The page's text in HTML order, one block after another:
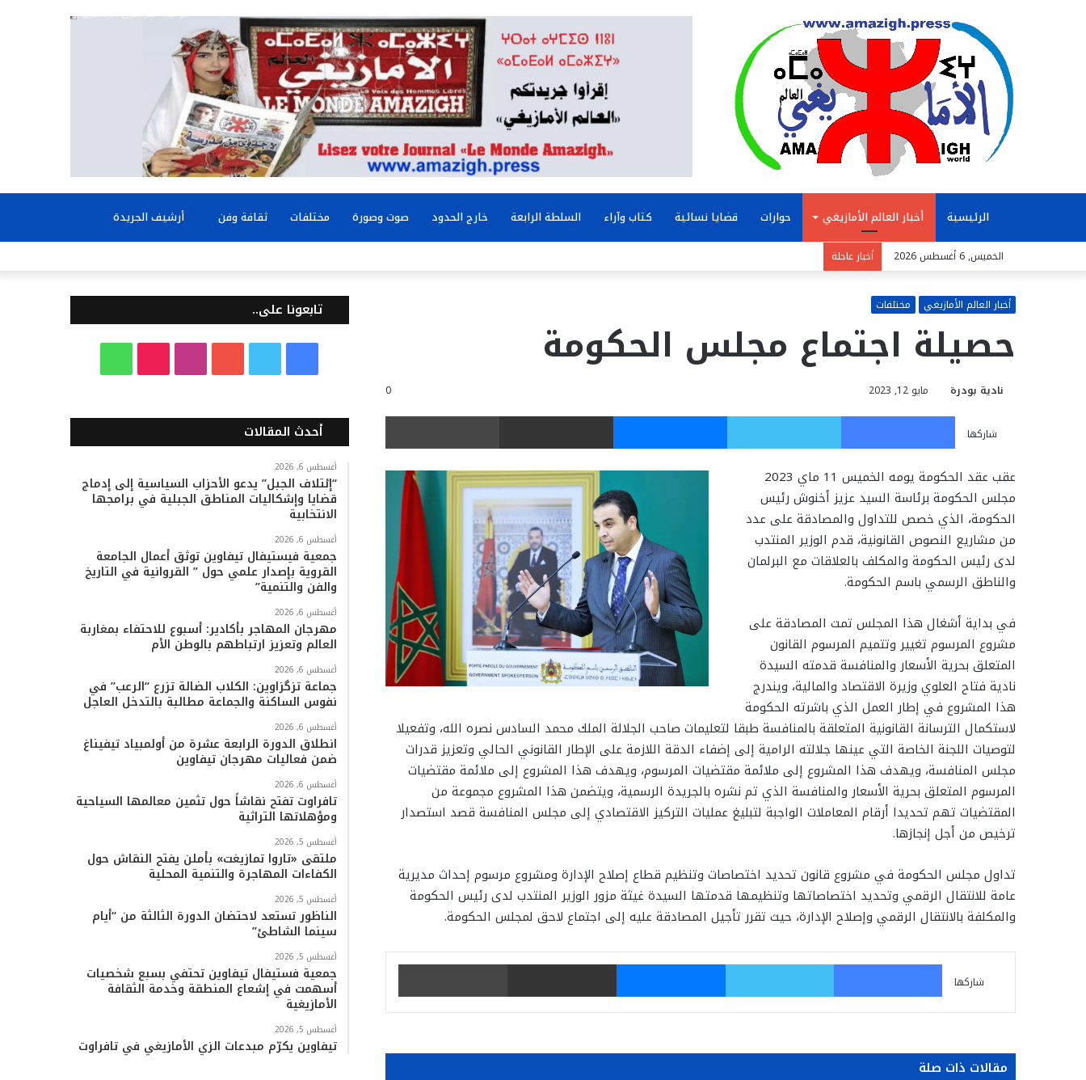
الرئيسية أخبار العالم الأمازيغي حوارات قضايا نسائية كتاب وآراء السلطة الرابعة خارج الحدود صوت وصورة مختلفات ثقافة وفن أرشيف الجريدة
عن
الخميس, 6 أغسطس 2026 أخبار عاجلة
أخبار العالم الأمازيغي مختلفات
حصيلة اجتماع مجلس الحكومة
نادية بودرة مايو 12, 2023 0
شاركها
فيسبوك تويتر ماسنجر مشاركة عبر البريد
عقب عقد الحكومة يومه الخميس 11 ماي 2023
مجلس الحكومة برئاسة السيد عزيز أخنوش رئيس
الحكومة، الذي خصص للتداول والمصادقة على عدد
من مشاريع النصوص القانونية، قدم الوزير المنتدب
لدى رئيس الحكومة والمكلف بالعلاقات مع البرلمان
والناطق الرسمي باسم الحكومة.
في بداية أشغال هذا المجلس تمت المصادقة على
مشروع المرسوم تغيير وتتميم المرسوم القانون
المتعلق بحرية الأسعار والمنافسة قدمته السيدة
نادية فتاح العلوي وزيرة الاقتصاد والمالية، ويندرج
هذا المشروع في إطار العمل الذي باشرته الحكومة
لاستكمال الترسانة القانونية المتعلقة بالمنافسة طبقا لتعليمات صاحب الجلالة الملك محمد السادس نصره الله، وتفعيلا
لتوصيات اللجنة الخاصة التي عينها جلالته الرامية إلى إضفاء الدقة اللازمة على الإطار القانوني الحالي وتعزيز قدرات
مجلس المنافسة، ويهدف هذا المشروع إلى ملائمة مقتضيات المرسوم، ويهدف هذا المشروع إلى ملائمة مقتضيات
المرسوم المتعلق بحرية الأسعار والمنافسة الذي تم نشره بالجريدة الرسمية، ويتضمن هذا المشروع مجموعة من
المقتضيات تهم تحديدا أرقام المعاملات الواجبة لتبليغ عمليات التركيز الاقتصادي إلى مجلس المنافسة قصد استصدار
ترخيص من أجل إنجازها.
تداول مجلس الحكومة في مشروع قانون تحديد اختصاصات وتنظيم قطاع إصلاح الإدارة ومشروع مرسوم إحداث مديرية
عامة للانتقال الرقمي وتحديد اختصاصاتها وتنظيمها قدمتها السيدة غيثة مزور الوزير المنتدب لدى رئيس الحكومة
والمكلفة بالانتقال الرقمي وإصلاح الإدارة، حيث تقرر تأجيل المصادقة عليه إلى اجتماع لاحق لمجلس الحكومة.
شاركها
فيسبوك تويتر ماسنجر مشاركة عبر البريد
مقالات ذات صلة
تابعونا على..
س
ب
و
ك
ي
ت
ر
ت
ي
و
س
ت
ق
ا
م
k
T
o
ت
س
ا
أحدث المقالات
أغسطس 6, 2026
“إئتلاف الجبل” يدعو الأحزاب السياسية إلى إدماج
قضايا وإشكاليات المناطق الجبلية في برامجها
الانتخابية
أغسطس 6, 2026
جمعية فيستيفال تيفاوين توثق أعمال الجامعة
القروية بإصدار علمي حول ” القروانية في التاريخ
والفن والتنمية”
أغسطس 6, 2026
مهرجان المهاجر بأكادير: أسبوع للاحتفاء بمغاربة
العالم وتعزيز ارتباطهم بالوطن الأم
أغسطس 6, 2026
جماعة تزگزاوين: الكلاب الضالة تزرع “الرعب” في
نفوس الساكنة والجماعة مطالبة بالتدخل العاجل
أغسطس 6, 2026
انطلاق الدورة الرابعة عشرة من أولمبياد تيفيناغ
ضمن فعاليات مهرجان تيفاوين
أغسطس 6, 2026
تافراوت تفتح نقاشاً حول تثمين معالمها السياحية
ومؤهلاتها التراثية
أغسطس 5, 2026
ملتقى «تاروا تمازيغت» بأملن يفتح النقاش حول
الكفاءات المهاجرة والتنمية المحلية
أغسطس 5, 2026
الناظور تستعد لاحتضان الدورة الثالثة من “أيام
سينما الشاطئ”
أغسطس 5, 2026
جمعية فستيفال تيفاوين تحتفي بسبع شخصيات
أسهمت في إشعاع المنطقة وخدمة الثقافة
الأمازيغية
أغسطس 5, 2026
تيفاوين يكرّم مبدعات الزي الأمازيغي في تافراوت